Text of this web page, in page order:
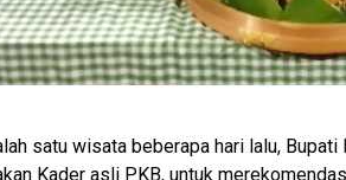
satu wisata beberapa hari lalu,
Kader asli PKB, untuk